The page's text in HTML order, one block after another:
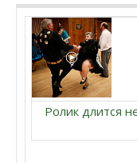
Ролик длится